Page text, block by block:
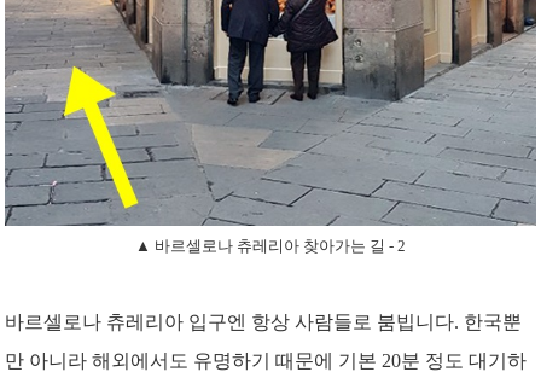
▲ 바르셀로나 츄레리아 찾아가는 길 - 2
바르셀로나 츄레리아 입구엔 항상 사람들로 붐빕니다. 한국뿐
만 아니라 해외에서도 유명하기 때문에 기본 20분 정도 대기하